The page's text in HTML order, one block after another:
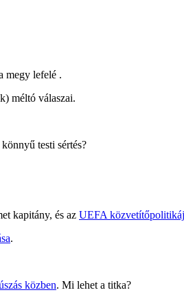
megy lefelé .
méltó válaszai.
testi sértés?
kapitány, és az UEFA
.
közben. Mi lehet a titka?